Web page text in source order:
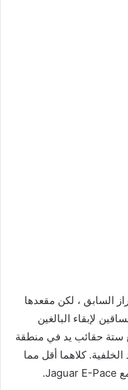
السابق ، لكن مقعدها
لإبقاء البالغين
ستة حقائب يد في منطقة
الخلفية. كلاهما أقل مما